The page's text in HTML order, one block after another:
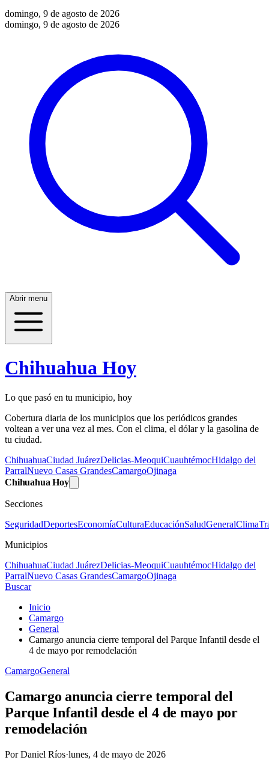
domingo, 9 de agosto de 2026
domingo, 9 de agosto de 2026
Abrir menu
Chihuahua Hoy
Lo que pasó en tu municipio, hoy
Cobertura diaria de los municipios que los periódicos grandes
voltean a ver una vez al mes. Con el clima, el dólar y la gasolina de
tu ciudad.
ChihuahuaCiudad JuárezDelicias-MeoquiCuauhtémocHidalgo del
ParralNuevo Casas GrandesCamargoOjinaga
Chihuahua Hoy
Secciones
SeguridadDeportesEconomíaCulturaEducaciónSaludGeneralClima
Municipios
ChihuahuaCiudad JuárezDelicias-MeoquiCuauhtémocHidalgo del
ParralNuevo Casas GrandesCamargoOjinaga
Buscar
Inicio
Camargo
General
Camargo anuncia cierre temporal del Parque Infantil desde el
4 de mayo por remodelación
CamargoGeneral
Camargo anuncia cierre temporal del
Parque Infantil desde el 4 de mayo por
remodelación
PorDaniel Ríos·lunes, 4 de mayo de 2026